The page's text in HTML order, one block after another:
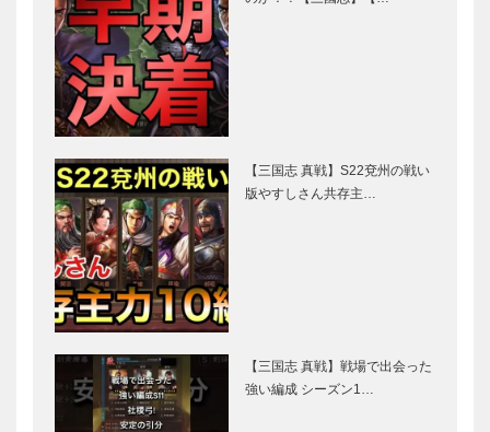
【三国志 真戦】S22兗州の戦い
版やすしさん共存主…
【三国志 真戦】戦場で出会った
強い編成 シーズン1…